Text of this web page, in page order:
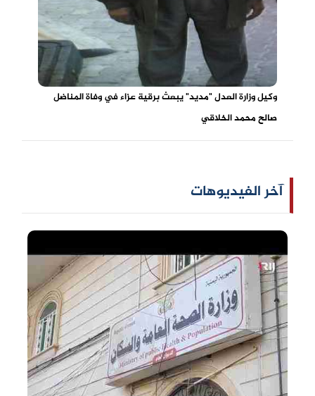
وكيل وزارة العدل "مديد" يبعث برقية عزاء في وفاة المناضل
صالح محمد الخلاقي
آخر الفيديوهات